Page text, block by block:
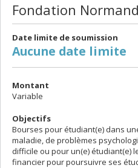
Fondation
Date limite de soumission
Aucune date limite
Montant
Variable
Objectifs
Bourses pour étudiant(e) dans
maladie, de problèmes
difficile ou pour un(e) étudiant(e)
financier pour poursuivre ses